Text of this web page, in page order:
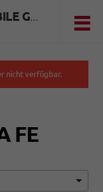
HUBER AUTOMOBILE GMBH
nicht verfügbar.
FE